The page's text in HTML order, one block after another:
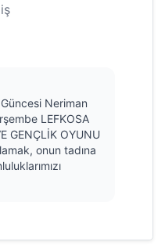
Neriman
LEFKOSA
GENÇLİK OYUNU
onun tadına